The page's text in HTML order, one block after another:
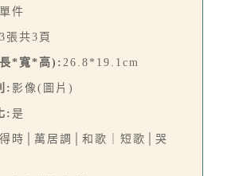
單件
3張共3頁
*寬*高): 26.8*19.1cm
: 影像(圖片)
:是
時│萬居調│和歌｜短歌│哭